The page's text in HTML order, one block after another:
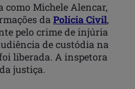
Michele Alencar,
da Polícia Civil,
pelo crime de injúria
de custódia na
liberada. A inspetora
justiça.